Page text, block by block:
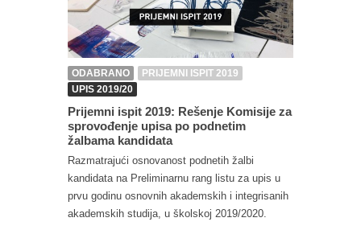
ODABRANO
PRIJEMNI ISPIT 2019
UPIS 2019/20
Prijemni ispit 2019: Rešenje Komisije za
sprovođenje upisa po podnetim
žalbama kandidata
Razmatrajući osnovanost podnetih žalbi
kandidata na Preliminarnu rang listu za upis u
prvu godinu osnovnih akademskih i integrisanih
akademskih studija, u školskoj 2019/2020.